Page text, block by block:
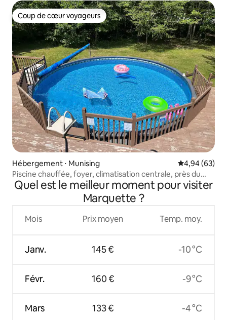
Coup de cœur voyageurs
Coup de cœur voyageurs
Hébergement ⋅ Munising Évaluation
4,94 (63)
Piscine chauffée, foyer, climatisation centrale, près du
PRNL
Quel est le meilleur moment pour visiter
Marquette ?
Mois
Janv.
Févr.
Mars
Prix moyen
145 €
160 €
133 €
Temp. moy.
-10 °C
-9 °C
-4 °C